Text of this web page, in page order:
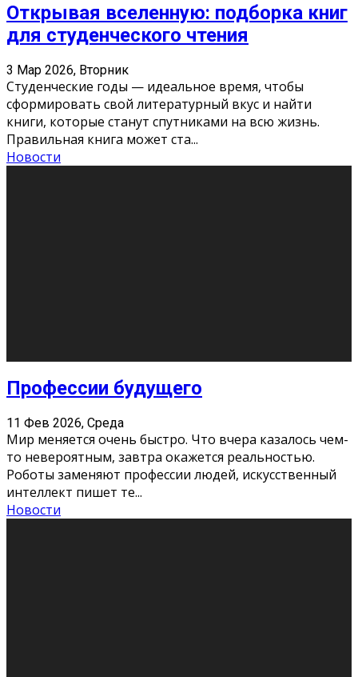
Открывая вселенную: подборка книг
для студенческого чтения
3 Мар 2026, Вторник
Студенческие годы — идеальное время, чтобы
сформировать свой литературный вкус и найти
книги, которые станут спутниками на всю жизнь.
Правильная книга может ста...
Новости
Как бороться со стрессом
11 Фев 2026, Среда
Стресс – нормальная реакция организма, когда
факторов, воздействующих на твой организм
больше, чем ресурсов. Есть советы, как бороться со
стрессовым состояни
Новости